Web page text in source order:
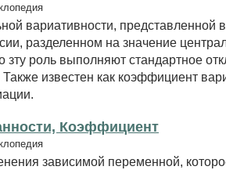
вариативности, представленной
разделенном на значение
роль выполняют стандартное
известен как коэффициент
Коэффициент
зависимой переменной,